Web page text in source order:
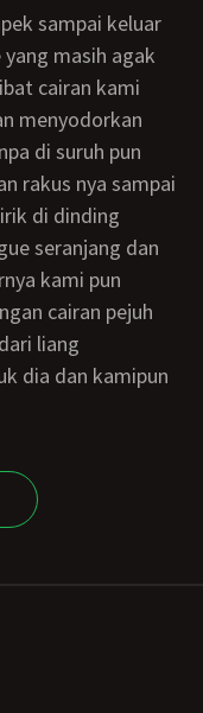
masih agak
cairan kami
menyodorkan
di suruh pun
rakus nya sampai
di dinding
seranjang dan
kami pun
cairan pejuh
liang
dia dan kamipun